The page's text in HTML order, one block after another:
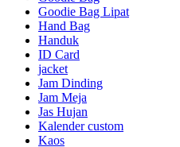
Goodie Bag Lipat
Hand Bag
Handuk
ID Card
jacket
Jam Dinding
Jam Meja
Jas Hujan
Kalender custom
Kaos